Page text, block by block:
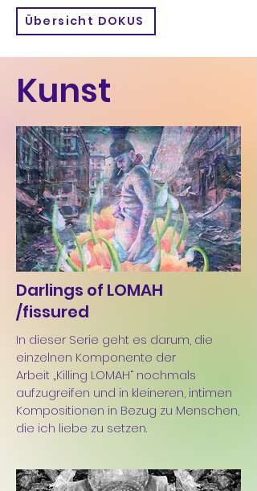
Übersicht DOKUS
Kunst
Darlings of LOMAH
/fissured
In dieser Serie geht es darum, die
einzelnen Komponente der
Arbeit „Killing LOMAH“ nochmals
aufzugreifen und in kleineren, intimen
Kompositionen in Bezug zu Menschen,
die ich liebe zu setzen.